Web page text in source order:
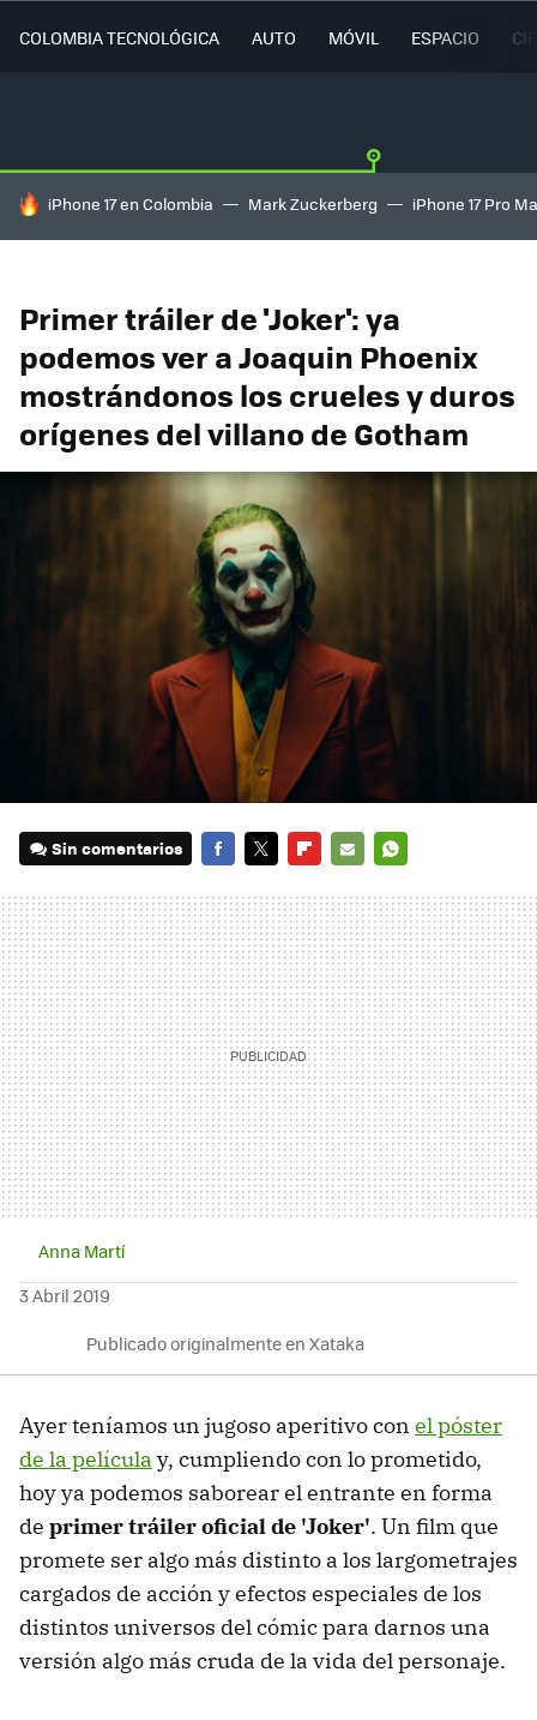
COLOMBIA TECNOLÓGICA AUTO MÓVIL ESPACIO
HOY SE HABLA DE
iPhone 17 en Colombia Mark Zuckerberg iPhone 17 Pro
Primer tráiler de 'Joker': ya
podemos ver a Joaquin Phoenix
mostrándonos los crueles y duros
orígenes del villano de Gotham
Sin comentarios
MAIL
Anna Martí
3 Abril 2019
Publicado originalmente en Xataka
Ayer teníamos un jugoso aperitivo con el póster
de la película y, cumpliendo con lo prometido,
hoy ya podemos saborear el entrante en forma
de primer tráiler oficial de 'Joker'. Un film que
promete ser algo más distinto a los largometrajes
cargados de acción y efectos especiales de los
distintos universos del cómic para darnos una
versión algo más cruda de la vida del personaje.